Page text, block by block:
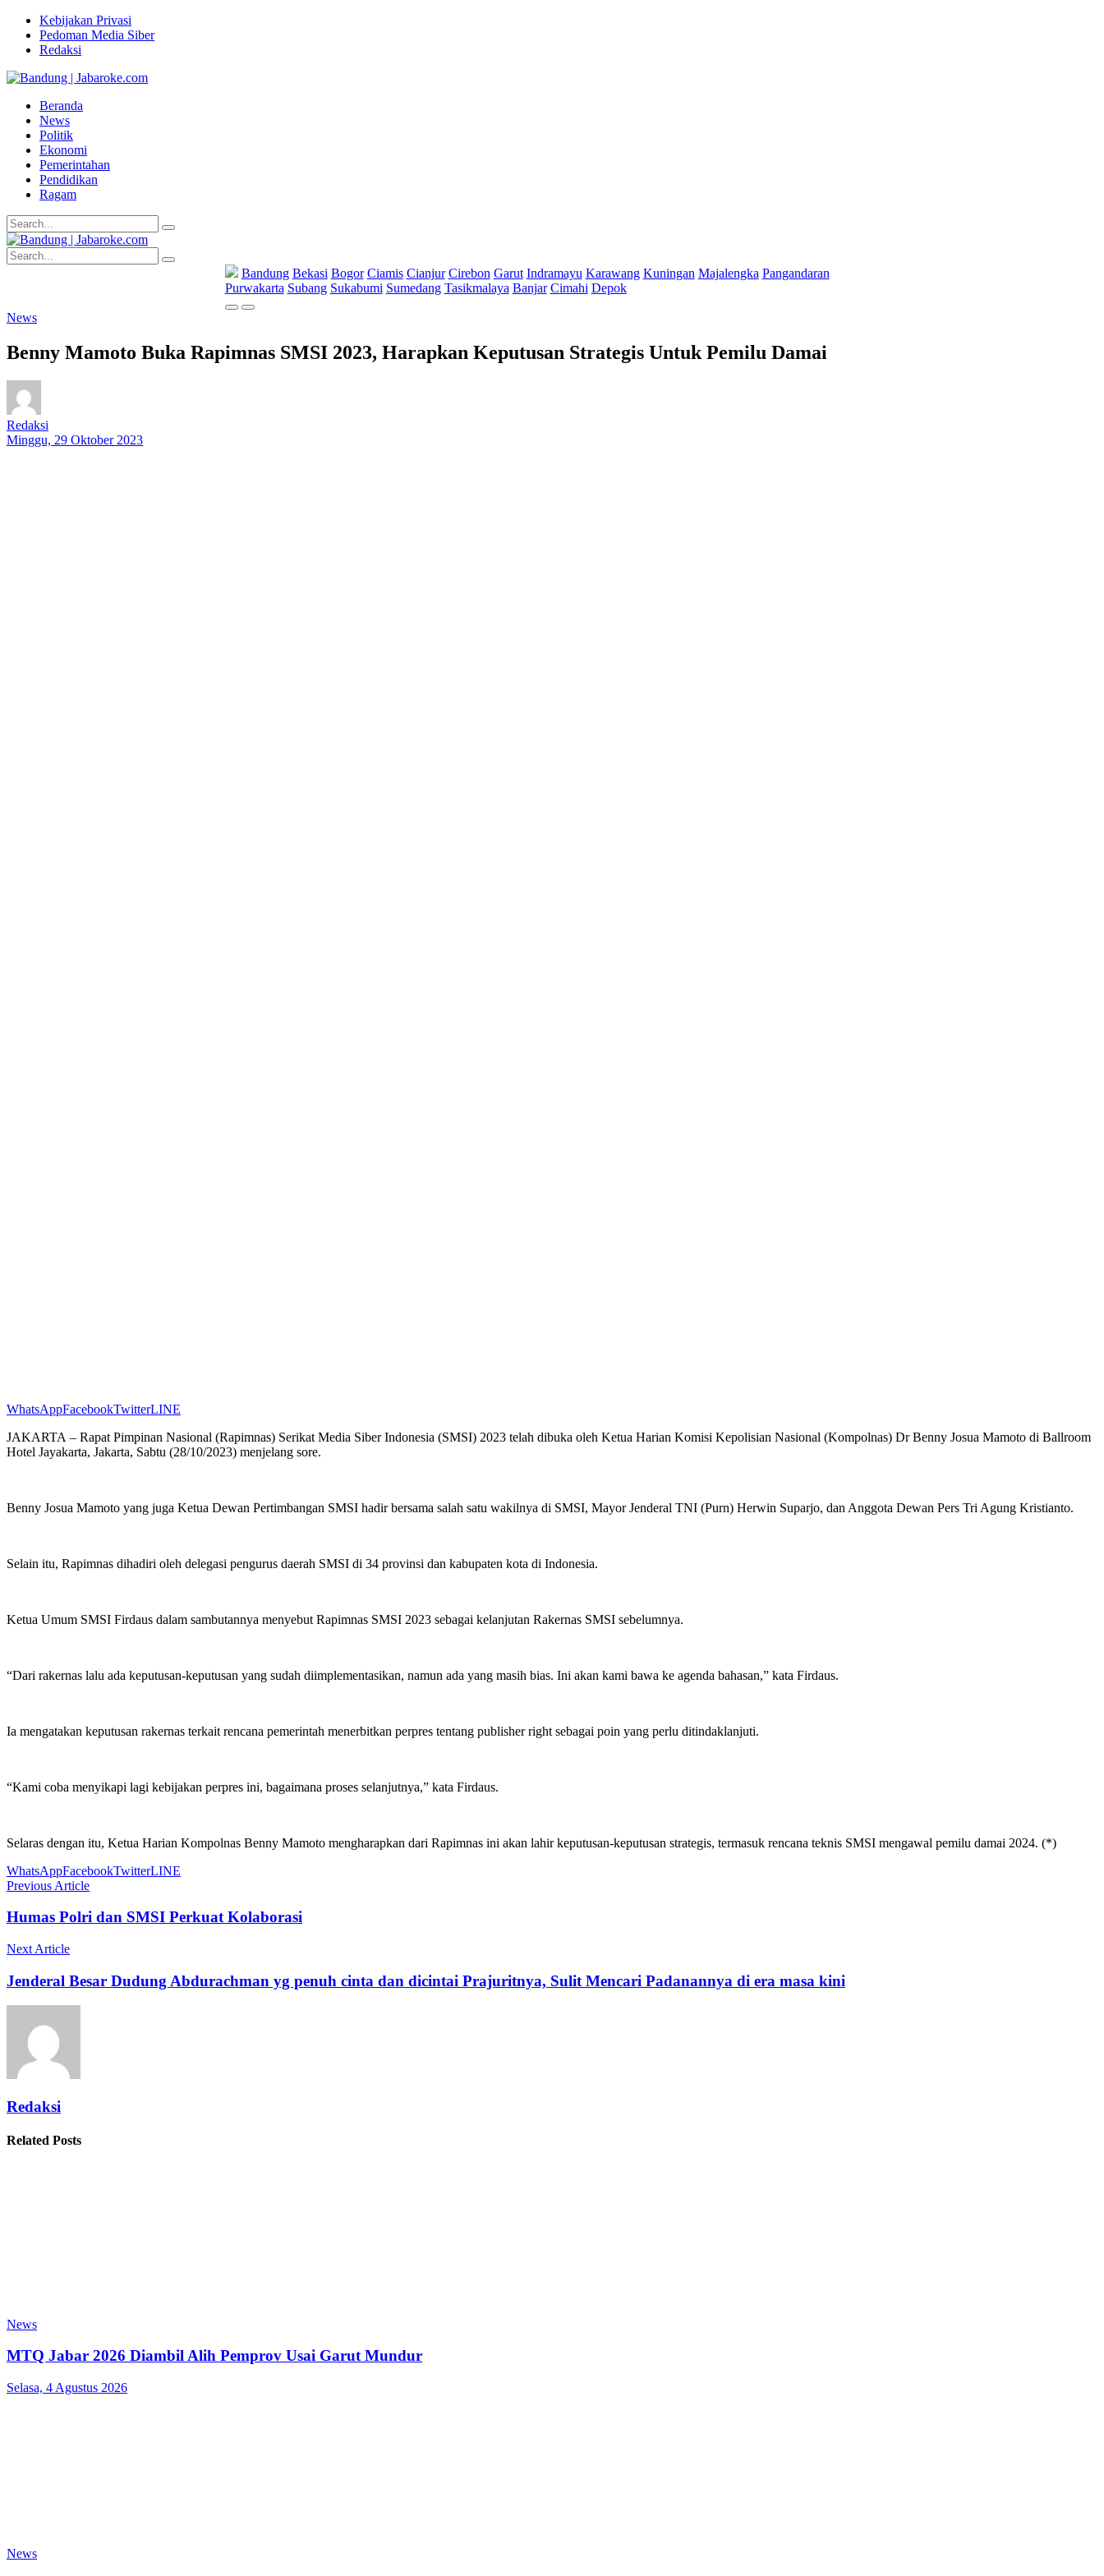
Kebijakan Privasi
Pedoman Media Siber
Redaksi
Beranda
News
Politik
Ekonomi
Pemerintahan
Pendidikan
Ragam
Bandung Bekasi Bogor Ciamis Cianjur Cirebon Garut Indramayu Karawang Kuningan Majalengka Pangandaran
Purwakarta Subang Sukabumi Sumedang Tasikmalaya Banjar Cimahi Depok
News
Benny Mamoto Buka Rapimnas SMSI 2023, Harapkan Keputusan Strategis Untuk Pemilu Damai
Redaksi
Minggu, 29 Oktober 2023
WhatsAppFacebookTwitterLINE
JAKARTA – Rapat Pimpinan Nasional (Rapimnas) Serikat Media Siber Indonesia (SMSI) 2023 telah dibuka oleh Ketua Harian Komisi Kepolisian Nasional (Kompolnas) Dr Benny Josua Mamoto di Ballroom
Hotel Jayakarta, Jakarta, Sabtu (28/10/2023) menjelang sore.
Benny Josua Mamoto yang juga Ketua Dewan Pertimbangan SMSI hadir bersama salah satu wakilnya di SMSI, Mayor Jenderal TNI (Purn) Herwin Suparjo, dan Anggota Dewan Pers Tri Agung Kristianto.
Selain itu, Rapimnas dihadiri oleh delegasi pengurus daerah SMSI di 34 provinsi dan kabupaten kota di Indonesia.
Ketua Umum SMSI Firdaus dalam sambutannya menyebut Rapimnas SMSI 2023 sebagai kelanjutan Rakernas SMSI sebelumnya.
“Dari rakernas lalu ada keputusan-keputusan yang sudah diimplementasikan, namun ada yang masih bias. Ini akan kami bawa ke agenda bahasan,” kata Firdaus.
Ia mengatakan keputusan rakernas terkait rencana pemerintah menerbitkan perpres tentang publisher right sebagai poin yang perlu ditindaklanjuti.
“Kami coba menyikapi lagi kebijakan perpres ini, bagaimana proses selanjutnya,” kata Firdaus.
Selaras dengan itu, Ketua Harian Kompolnas Benny Mamoto mengharapkan dari Rapimnas ini akan lahir keputusan-keputusan strategis, termasuk rencana teknis SMSI mengawal pemilu damai 2024. (*)
WhatsAppFacebookTwitterLINE
Previous Article
Humas Polri dan SMSI Perkuat Kolaborasi
Next Article
Jenderal Besar Dudung Abdurachman yg penuh cinta dan dicintai Prajuritnya, Sulit Mencari Padanannya di era masa kini
Redaksi
Related Posts
News
MTQ Jabar 2026 Diambil Alih Pemprov Usai Garut Mundur
Selasa, 4 Agustus 2026
News